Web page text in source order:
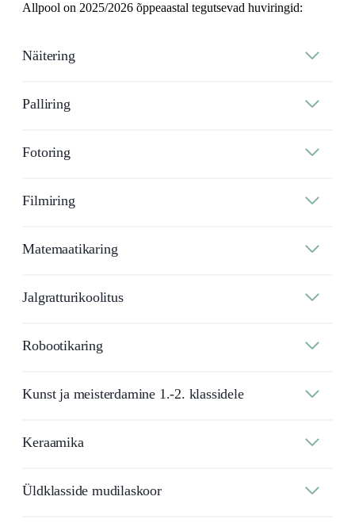
Allpool on 2025/2026 õppeaastal tegutsevad huviringid:
Näitering
Palliring
Fotoring
Filmiring
Matemaatikaring
Jalgratturikoolitus
Robootikaring
Kunst ja meisterdamine 1.-2. klassidele
Keraamika
Üldklasside mudilaskoor